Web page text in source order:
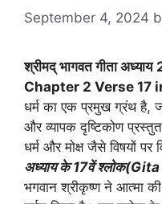
September 4, 2024
श्रीमद् भागवत गीता अध्याय
Chapter 2 Verse 17
धर्म का एक प्रमुख ग्रंथ है,
और व्यापक दृष्टिकोण
धर्म और मोक्ष जैसे विषयों पर
अध्याय के 17वें
भगवान श्रीकृष्ण ने आत्मा